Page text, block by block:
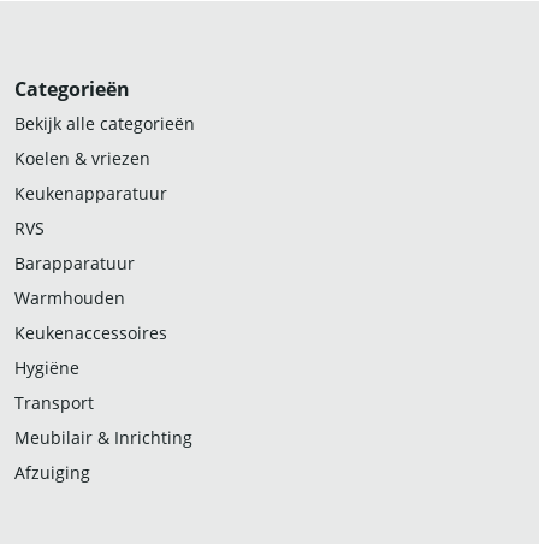
Categorieën
Bekijk alle categorieën
Koelen & vriezen
Keukenapparatuur
RVS
Barapparatuur
Warmhouden
Keukenaccessoires
Hygiëne
Transport
Meubilair & Inrichting
Afzuiging